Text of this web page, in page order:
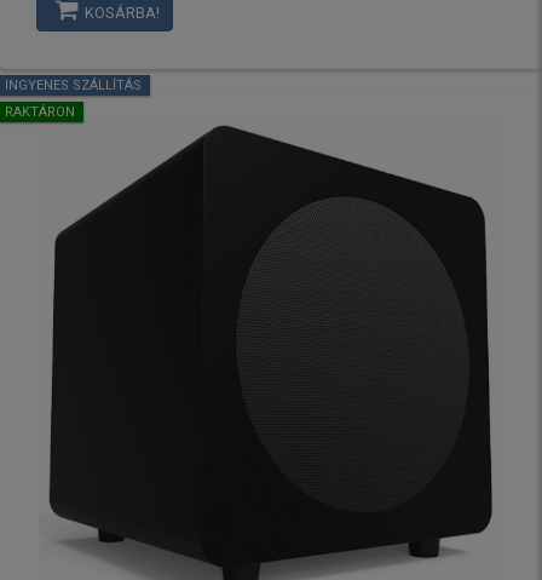
KOSÁRBA!
INGYENES SZÁLLÍTÁS
RAKTÁRON